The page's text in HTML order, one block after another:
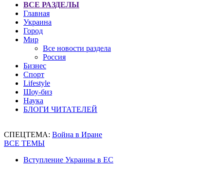
ВСЕ РАЗДЕЛЫ
Главная
Украина
Город
Мир
Все новости раздела
Россия
Бизнес
Спорт
Lifestyle
Шоу-биз
Наука
БЛОГИ ЧИТАТЕЛЕЙ
СПЕЦТЕМА: Война в Иране
ВСЕ ТЕМЫ
Вступление Украины в ЕС